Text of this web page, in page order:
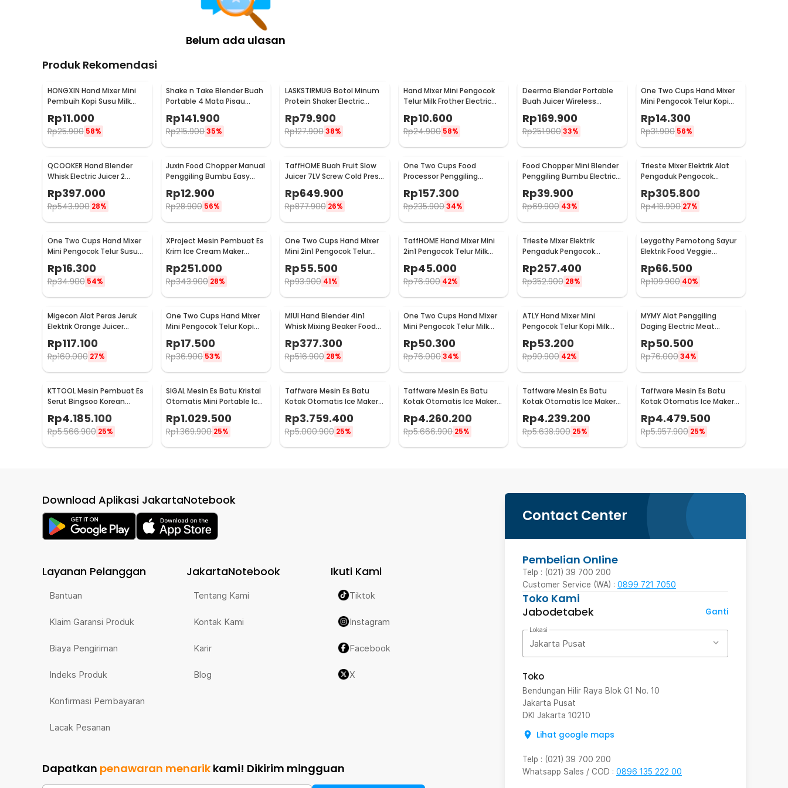
Belum ada ulasan
Produk Rekomendasi
HONGXIN Hand Mixer Mini
Pembuih Kopi Susu Milk
MS-3089
Rp11.000
Rp25.900 58%
Shake n Take Blender Buah
Portable 4 Mata Pisau
Rp141.900
Rp215.90035%
LASKSTIRMUG Botol Minum
Protein Shaker Electric
1505
Rp79.900
Rp127.900 38%
Hand Mixer Mini Pengocok
Telur Milk Frother Electric
Battery Power - HMP16
Rp10.600
Rp24.900 58%
Deerma Blender Portable
Buah Juicer Wireless
1500mAh 400ml - DEM-
NU05
Rp169.900
Rp251.900 33%
One Two Cups Hand Mixer
Mini Pengocok Telur Kopi
Milk Frother Battery -
HMP35
Rp14.300
Rp31.900 56%
QCOOKER Hand Blender
Whisk Electric Juicer 2
Speed - CD-HB01
Rp397.000
Rp543.900 28%
Juxin Food Chopper Manual
Penggiling Bumbu Easy
Rp12.900
Rp28.900 56%
TaffHOME Buah Fruit Slow
Juicer 7LV Screw Cold Press
Extractor Machine - JE-
B03BH
Rp649.900
Rp877.900 26%
One Two Cups Food
Processor Penggiling
Daging Meat Grinder 2L
200W - JJ-1966
Rp157.300
Rp235.90034%
Food Chopper Mini Blender
Penggiling Bumbu Electric
USB Charge 23W 250ml -
SR01
Rp39.900
Rp69.900 43%
Trieste Mixer Elektrik Alat
Pengaduk Pengocok
Minuman Otomatis 100W -
HSM-705S
Rp305.800
Rp418.900 27%
One Two Cups Hand Mixer
Mini Pengocok Telur Susu
Milk Frother Battery -
HMP30
Rp16.300
Rp34.900 54%
XProject Mesin Pembuat Es
Krim Ice Cream Maker
Rp251.000
Rp343.900 28%
One Two Cups Hand Mixer
Mini 2in1 Pengocok Telur
Rp55.500
Rp93.900 41%
TaffHOME Hand Mixer Mini
2in1 Pengocok Telur Milk
Rp45.000
Rp76.900 42%
Trieste Mixer Elektrik
Pengaduk Pengocok
2300RPM - HSM-705
Rp257.400
Rp352.900 28%
Leygothy Pemotong Sayur
Elektrik Food Veggie
Chopper Portable 4in1 -
LE40
Rp66.500
Rp109.900 40%
Migecon Alat Peras Jeruk
Elektrik Orange Juicer
MDC1
Rp117.100
Rp160.000 27%
One Two Cups Hand Mixer
Mini Pengocok Telur Kopi
HMP40
Rp17.500
Rp36.900 53%
MIUI Hand Blender 4in1
Whisk Mixing Beaker Food
Processor 15000RPM - H1
Rp377.300
Rp516.900 28%
One Two Cups Hand Mixer
Mini Pengocok Telur Milk
Frother Double Layer -
MFB1501A
Rp50.300
Rp76.00034%
ATLY Hand Mixer Mini
Pengocok Telur Kopi Milk
Frother Handheld - HMW05
Rp53.200
Rp90.900 42%
MYMY Alat Penggiling
Daging Electric Meat
350ml - MY-01
Rp50.500
Rp76.00034%
KTTOOL Mesin Pembuat Es
Serut Bingsoo Korean
Snowflake Ice Shaving -
ZB-XBJ60
Rp4.185.100
Rp5.566.900 25%
SIGAL Mesin Es Batu Kristal
Otomatis Mini Portable Ice
Rp1.029.500
Rp1.369.900 25%
Taffware Mesin Es Batu
Kotak Otomatis Ice Maker
Machine 50kg 200W - HZB-
55FAB
Rp3.759.400
Rp5.000.900 25%
Taffware Mesin Es Batu
Kotak Otomatis Ice Maker
Machine 70kg 220W - HZB-
60FAB
Rp4.260.200
Rp5.666.900 25%
Taffware Mesin Es Batu
Kotak Otomatis Ice Maker
Machine 80kg 200W - HZB-
70FAB
Rp4.239.200
Rp5.638.900 25%
Taffware Mesin Es Batu
Kotak Otomatis Ice Maker
80FAB
Rp4.479.500
Rp5.957.900 25%
Contact Center
Pembelian Online
Telp : (021) 39 700 200
Customer Service (WA) : 0899 721 7050
Toko Kami
Jabodetabek
Ganti
Lokasi
Jakarta Pusat
Toko
Bendungan Hilir Raya Blok G1 No. 10
Jakarta Pusat
DKI Jakarta 10210
Lihat google maps
Telp : (021) 39 700 200
Whatsapp Sales / COD : 0896 135 222 00
Download Aplikasi JakartaNotebook
Layanan Pelanggan
Bantuan
Klaim Garansi Produk
Biaya Pengiriman
Indeks Produk
Konfirmasi Pembayaran
Lacak Pesanan
JakartaNotebook
Tentang Kami
Kontak Kami
Karir
Blog
Ikuti Kami
Tiktok
Instagram
Facebook
X
Dapatkan penawaran menarik kami! Dikirim mingguan